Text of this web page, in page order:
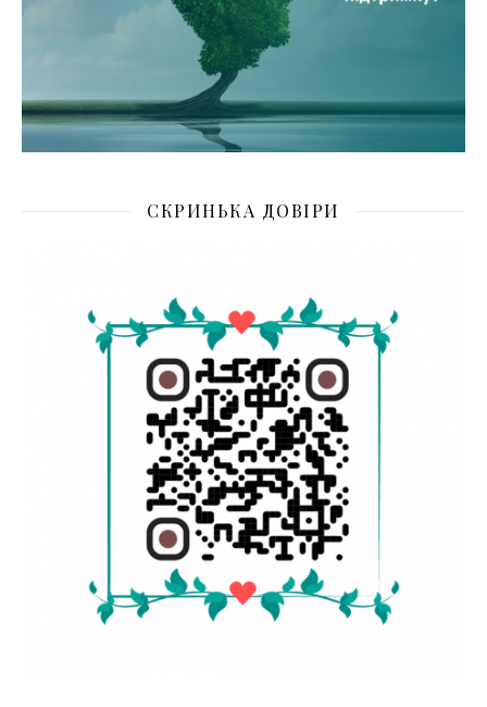
СКРИНЬКА ДОВІРИ